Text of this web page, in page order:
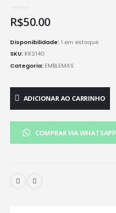
R$50.00
Disponibilidade: 1 em estoque
SKU: KK2140
Categoria: EMBLEMAS
ADICIONAR AO CARRINHO
COMPRAR VIA WHATSAPP